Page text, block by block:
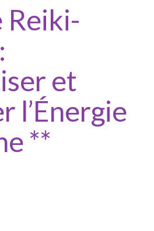
Reiki-
et
l’Énergie
**